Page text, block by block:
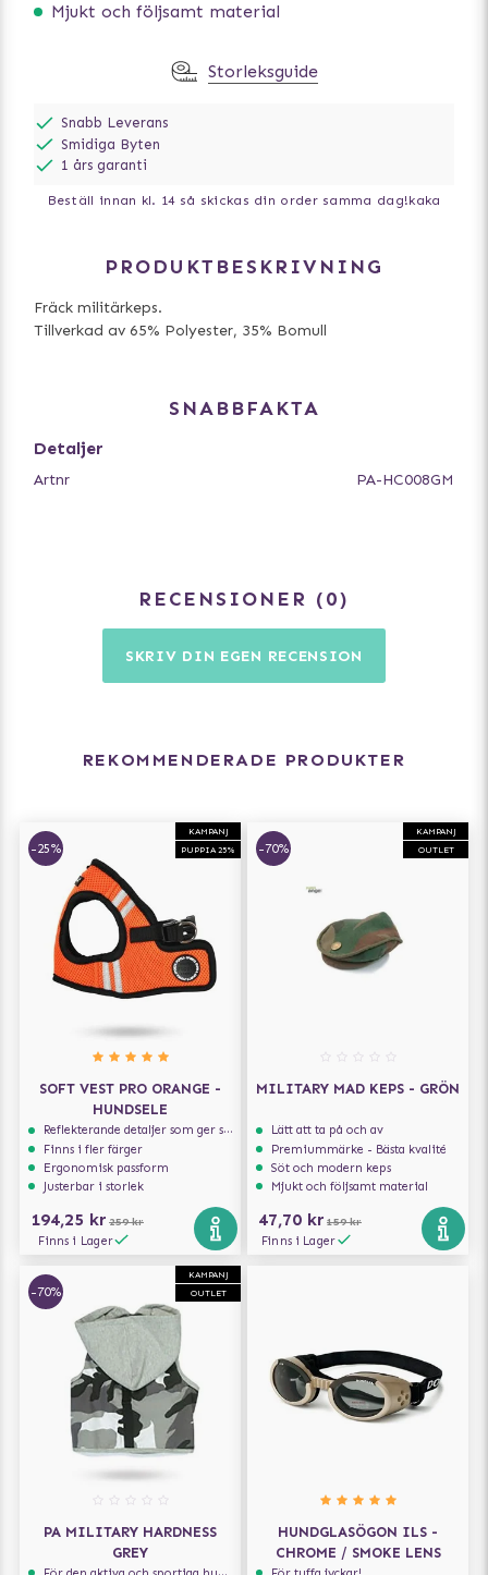
Mjukt och följsamt material
Storleksguide
Snabb Leverans
Smidiga Byten
1 års garanti
Beställ innan kl. 14 så skickas din order samma dag!kaka
PRODUKTBESKRIVNING
Fräck militärkeps.
Tillverkad av 65% Polyester, 35% Bomull
SNABBFAKTA
Detaljer
Artnr PA-HC008GM
RECENSIONER 0
SKRIV DIN EGEN RECENSION
REKOMMENDERADE PRODUKTER
KAMPANJ
PUPPIA 25%
-25%
SOFT VEST PRO ORANGE -
HUNDSELE
Reflekterande detaljer som ger synlighet i svagt ljus
Finns i fler färger
Ergonomisk passform
Justerbar i storlek
194,25 kr 259 kr
Finns i Lager
KAMPANJ
OUTLET
-70%
MILITARY MAD KEPS - GRÖN
Lätt att ta på och av
Premiummärke - Bästa kvalité
Söt och modern keps
Mjukt och följsamt material
47,70 kr 159 kr
Finns i Lager
KAMPANJ
OUTLET
-70%
PA MILITARY HARDNESS
GREY
HUNDGLASÖGON ILS -
CHROME / SMOKE LENS